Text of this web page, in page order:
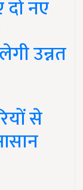
नए
उन्नत
से